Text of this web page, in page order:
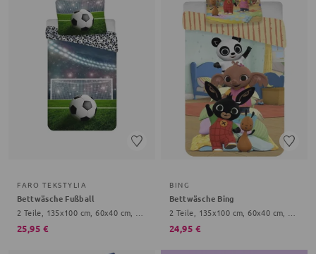
FARO TEKSTYLIA
Bettwäsche Fußball
25,95 €
BING
Bettwäsche Bing
24,95 €